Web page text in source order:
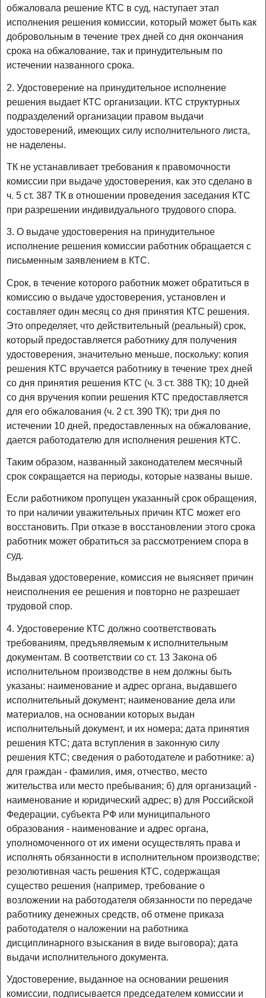
обжаловала решение КТС в суд, наступает этап
исполнения решения комиссии, который может быть как
добровольным в течение трех дней со дня окончания
срока на обжалование, так и принудительным по
истечении названного срока.
2. Удостоверение на принудительное исполнение
решения выдает КТС организации. КТС структурных
подразделений организации правом выдачи
удостоверений, имеющих силу исполнительного листа,
не наделены.
ТК не устанавливает требования к правомочности
комиссии при выдаче удостоверения, как это сделано в
ч. 5 ст. 387 ТК в отношении проведения заседания КТС
при разрешении индивидуального трудового спора.
3. О выдаче удостоверения на принудительное
исполнение решения комиссии работник обращается с
письменным заявлением в КТС.
Срок, в течение которого работник может обратиться в
комиссию о выдаче удостоверения, установлен и
составляет один месяц со дня принятия КТС решения.
Это определяет, что действительный (реальный) срок,
который предоставляется работнику для получения
удостоверения, значительно меньше, поскольку: копия
решения КТС вручается работнику в течение трех дней
со дня принятия решения КТС (ч. 3 ст. 388 ТК); 10 дней
со дня вручения копии решения КТС предоставляется
для его обжалования (ч. 2 ст. 390 ТК); три дня по
истечении 10 дней, предоставленных на обжалование,
дается работодателю для исполнения решения КТС.
Таким образом, названный законодателем месячный
срок сокращается на периоды, которые названы выше.
Если работником пропущен указанный срок обращения,
то при наличии уважительных причин КТС может его
восстановить. При отказе в восстановлении этого срока
работник может обратиться за рассмотрением спора в
суд.
Выдавая удостоверение, комиссия не выясняет причин
неисполнения ее решения и повторно не разрешает
трудовой спор.
4. Удостоверение КТС должно соответствовать
требованиям, предъявляемым к исполнительным
документам. В соответствии со ст. 13 Закона об
исполнительном производстве в нем должны быть
указаны: наименование и адрес органа, выдавшего
исполнительный документ; наименование дела или
материалов, на основании которых выдан
исполнительный документ, и их номера; дата принятия
решения КТС; дата вступления в законную силу
решения КТС; сведения о работодателе и работнике: а)
для граждан - фамилия, имя, отчество, место
жительства или место пребывания; б) для организаций -
наименование и юридический адрес; в) для Российской
Федерации, субъекта РФ или муниципального
образования - наименование и адрес органа,
уполномоченного от их имени осуществлять права и
исполнять обязанности в исполнительном производстве;
резолютивная часть решения КТС, содержащая
существо решения (например, требование о
возложении на работодателя обязанности по передаче
работнику денежных средств, об отмене приказа
работодателя о наложении на работника
дисциплинарного взыскания в виде выговора); дата
выдачи исполнительного документа.
Удостоверение, выданное на основании решения
комиссии, подписывается председателем комиссии и